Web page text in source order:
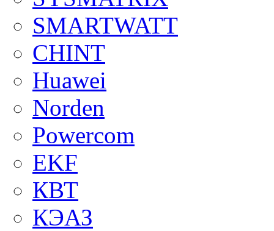
SMARTWATT
CHINT
Huawei
Norden
Powercom
EKF
КВТ
КЭАЗ